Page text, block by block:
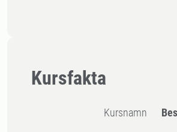
Kursfakta
Kursnamn